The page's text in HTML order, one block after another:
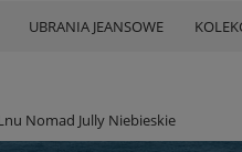
UBRANIA JEANSOWE
Nomad Jully Niebieskie